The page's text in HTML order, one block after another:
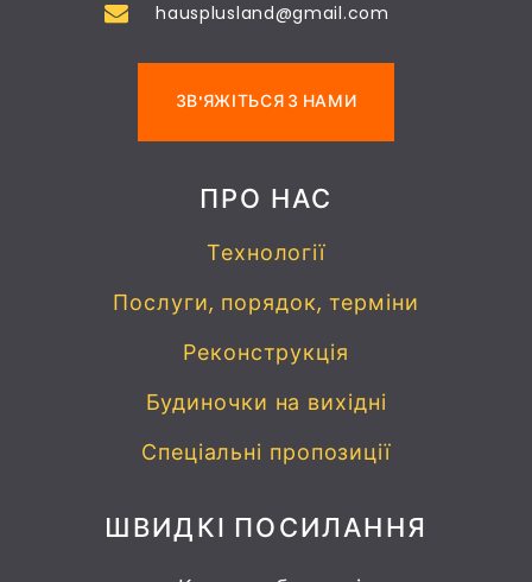
hausplusland@gmail.com
ЗВ'ЯЖІТЬСЯ З НАМИ
ПРО НАС
Технології
Послуги, порядок, терміни
Реконструкція
Будиночки на вихідні
Спеціальні пропозиції
ШВИДКІ ПОСИЛАННЯ